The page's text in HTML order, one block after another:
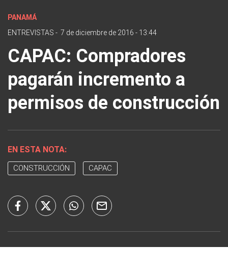
PANAMÁ
ENTREVISTAS - 7 de diciembre de 2016 - 13:44
CAPAC: Compradores
pagarán incremento a
permisos de construcción
EN ESTA NOTA:
CONSTRUCCIÓN CAPAC